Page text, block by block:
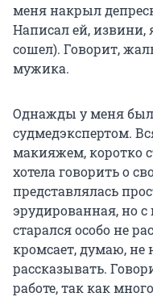
меня накрыл
Написал ей, извини,
сошел). Говорит,
мужика.
Однажды у меня
судмедэкспертом.
макияжем, коротко
хотела говорить о
представлялась
эрудированная, но
старался особо не
кромсает, думаю, не
рассказывать.
работе, так как